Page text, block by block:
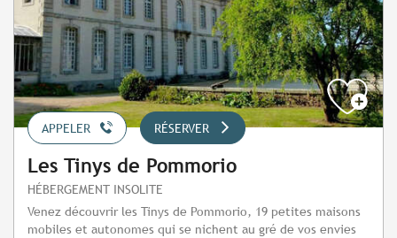
APPELER RÉSERVER
Les Tinys de Pommorio
HÉBERGEMENT INSOLITE
Venez découvrir les Tinys de Pommorio, 19 petites maisons
mobiles et autonomes qui se nichent au gré de vos envies